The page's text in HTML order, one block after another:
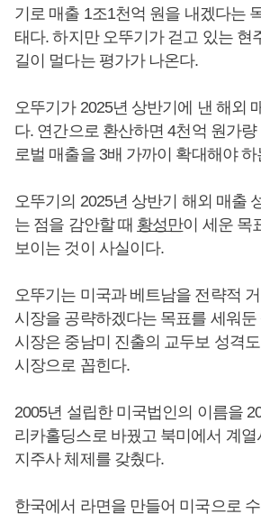
기로 매출 1조1천억 원을 내겠다는
태다. 하지만 오뚜기가 걷고 있는 현
길이 멀다는 평가가 나온다.
오뚜기가 2025년 상반기에 낸 해외
다. 연간으로 환산하면 4천억 원가
로벌 매출을 3배 가까이 확대해야
오뚜기의 2025년 상반기 해외 매출
는 점을 감안할 때 황성만이 세운 목
보이는 것이 사실이다.
오뚜기는 미국과 베트남을 전략적
시장을 공략하겠다는 목표를 세워둔
시장은 중남미 진출의 교두보 성격
시장으로 꼽힌다.
2005년 설립한 미국법인의 이름을
리카홀딩스로 바꿨고 북미에서 계
지주사 체제를 갖췄다.
한국에서 라면을 만들어 미국으로